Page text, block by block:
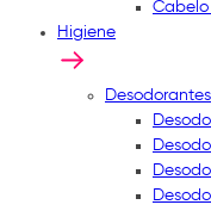
Higiene
Desodorantes